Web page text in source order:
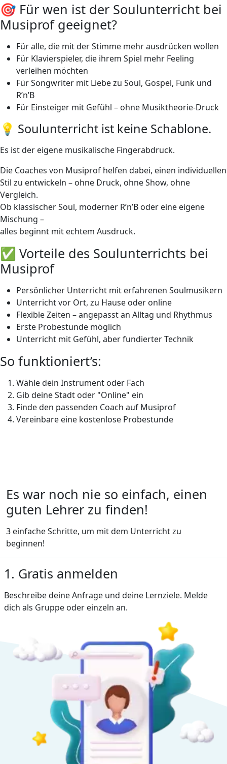
🎯 Für wen ist der Soulunterricht bei
Musiprof geeignet?
Für alle, die mit der Stimme mehr ausdrücken wollen
Für Klavierspieler, die ihrem Spiel mehr Feeling
verleihen möchten
Für Songwriter mit Liebe zu Soul, Gospel, Funk und
R’n’B
Für Einsteiger mit Gefühl – ohne Musiktheorie-Druck
💡 Soulunterricht ist keine Schablone.
Es ist der eigene musikalische Fingerabdruck.
Die Coaches von Musiprof helfen dabei, einen individuellen
Stil zu entwickeln – ohne Druck, ohne Show, ohne
Vergleich.
Ob klassischer Soul, moderner R’n’B oder eine eigene
Mischung –
alles beginnt mit echtem Ausdruck.
✅ Vorteile des Soulunterrichts bei
Musiprof
Persönlicher Unterricht mit erfahrenen Soulmusikern
Unterricht vor Ort, zu Hause oder online
Flexible Zeiten – angepasst an Alltag und Rhythmus
Erste Probestunde möglich
Unterricht mit Gefühl, aber fundierter Technik
So funktioniert’s:
Wähle dein Instrument oder Fach
Gib deine Stadt oder "Online" ein
Finde den passenden Coach auf Musiprof
Vereinbare eine kostenlose Probestunde
Es war noch nie so einfach, einen
guten Lehrer zu finden!
3 einfache Schritte, um mit dem Unterricht zu
beginnen!
1. Gratis anmelden
Beschreibe deine Anfrage und deine Lernziele. Melde
dich als Gruppe oder einzeln an.